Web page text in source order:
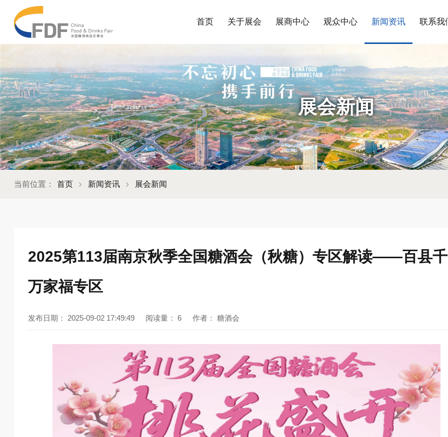
首页 关于展会 展商中心 观众中心 新闻资讯 联系我
展会新闻
当前位置： 首页 新闻资讯 展会新闻
2025第113届南京秋季全国糖酒会（秋糖）专区解读——百县
万家福专区
发布日期： 2025-09-02 17:49:49 阅读量： 6 作者： 糖酒会